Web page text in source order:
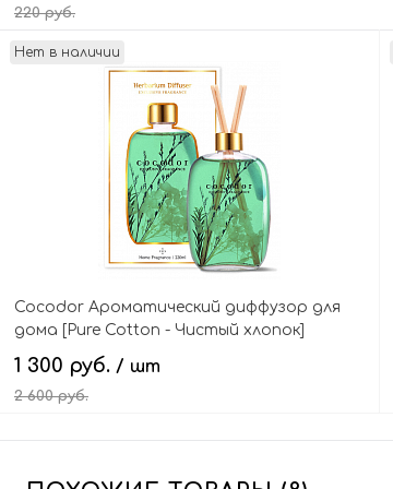
220 руб.
В корзину
Нет в наличии
Cocodor Ароматический диффузор для
дома [Pure Cotton - Чистый хлопок]
Herbarium Diffuser Exclusive Home
Fragrance
1 300 руб. / шт
2 600 руб.